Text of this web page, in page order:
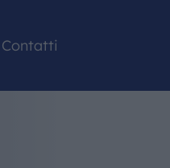
Contatti